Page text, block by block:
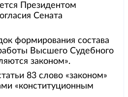
Президентом
Сената
формирования состава
Высшего Судебного
законом».
83 слово «законом»
«конституционным